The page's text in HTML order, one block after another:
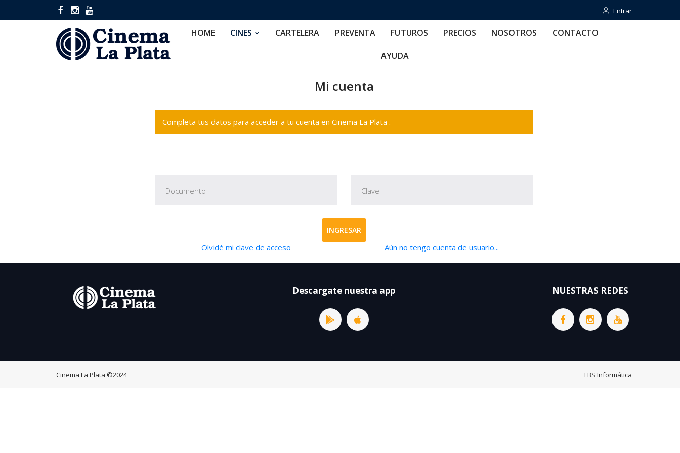
Entrar
Entrar
HOME CINES CARTELERA PREVENTA FUTUROS PRECIOS NOSOTROS CONTACTO
AYUDA
Mi cuenta
Completa tus datos para acceder a tu cuenta en Cinema La Plata .
INGRESAR
Olvidé mi clave de acceso Aún no tengo cuenta de usuario...
Descargate nuestra app NUESTRAS REDES
Cinema La Plata ©2024 LBS Informática